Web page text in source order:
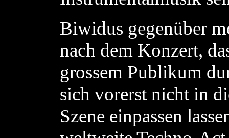
Biwidus gegenüber
nach dem Konzert,
grossem Publikum
sich vorerst nicht in
Szene einpassen